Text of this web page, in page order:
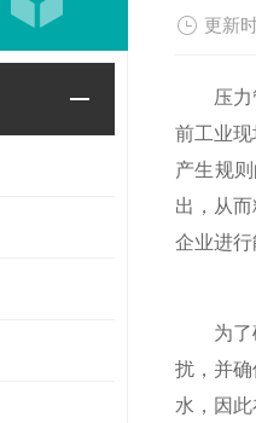
更新
压力管
前工业
产生规
出，从
企业进
为了
扰，并
水，因